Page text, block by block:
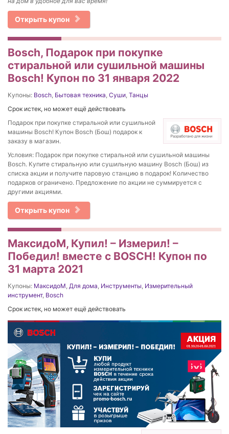
Открыть купон
Bosch, Подарок при покупке
стиральной или сушильной машины
Bosch! Купон по 31 января 2022
Купоны: Bosch, Бытовая техника, Суши, Танцы
Срок истек, но может ещё действовать
Подарок при покупке стиральной или сушильной
машины Bosch! Купон Bosch (Бош) подарок к
заказу в магазин.
Условия: Подарок при покупке стиральной или сушильной машины
Bosch. Купите стиральную или сушильную машину Bosch (Бош) из
списка акции и получите паровую станцию в подарок! Количество
подарков ограничено. Предложение по акции не суммируется с
другими акциями.
Открыть купон
МаксидоМ, Купил! – Измерил! –
Победил! вместе с BOSCH! Купон по
31 марта 2021
Купоны: МаксидоМ, Для дома, Инструменты, Измерительный
инструмент, Bosch
Срок истек, но может ещё действовать